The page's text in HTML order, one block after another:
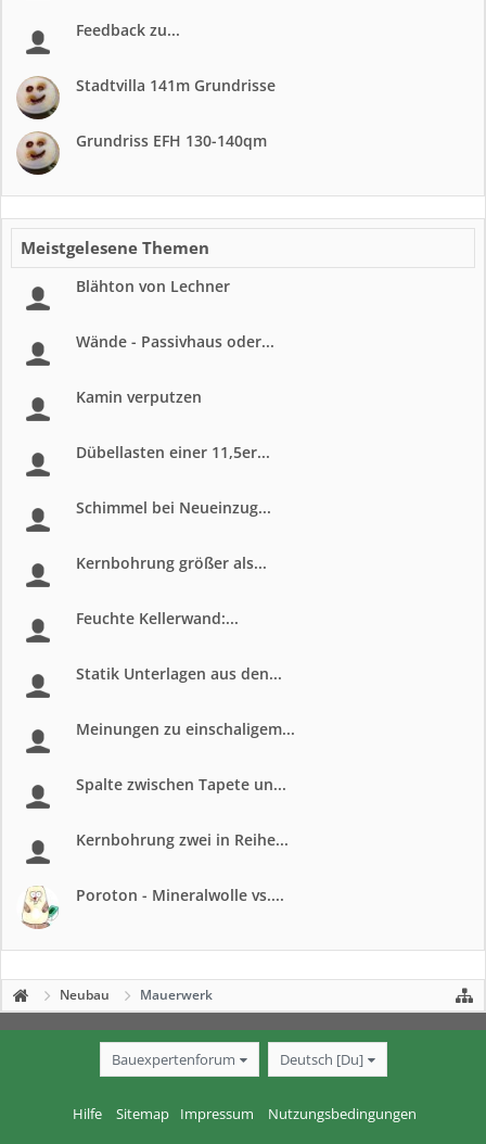
Feedback zu...
Stadtvilla 141m Grundrisse
Grundriss EFH 130-140qm
Meistgelesene Themen
Blähton von Lechner
Wände - Passivhaus oder...
Kamin verputzen
Dübellasten einer 11,5er...
Schimmel bei Neueinzug...
Kernbohrung größer als...
Feuchte Kellerwand:...
Statik Unterlagen aus den...
Meinungen zu einschaligem...
Spalte zwischen Tapete un...
Kernbohrung zwei in Reihe...
Poroton - Mineralwolle vs....
Neubau Mauerwerk
Bauexpertenforum Deutsch [Du]
Hilfe Sitemap Impressum Nutzungsbedingungen